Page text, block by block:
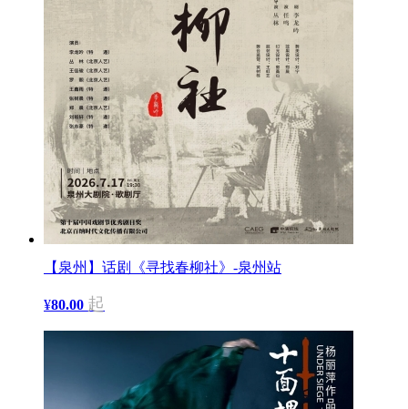
【泉州】话剧《寻找春柳社》-泉州站
¥80.00 起